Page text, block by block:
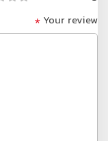
Your review
*